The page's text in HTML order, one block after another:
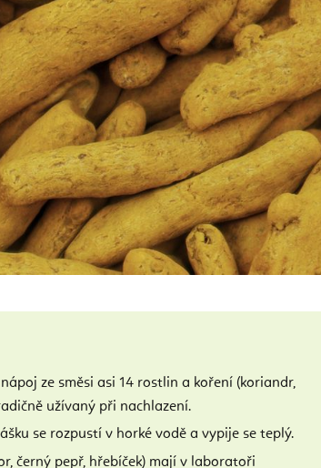
ze směsi asi 14 rostlin a koření (koriandr,
užívaný při nachlazení.
se rozpustí v horké vodě a vypije se teplý.
černý pepř, hřebíček) mají v laboratoři